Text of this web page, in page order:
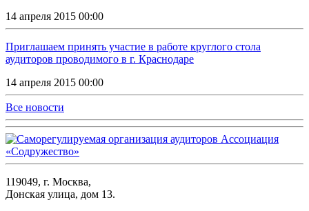
14 апреля 2015 00:00
Приглашаем принять участие в работе круглого стола
аудиторов проводимого в г. Краснодаре
14 апреля 2015 00:00
Все новости
119049, г. Москва,
Донская улица, дом 13.